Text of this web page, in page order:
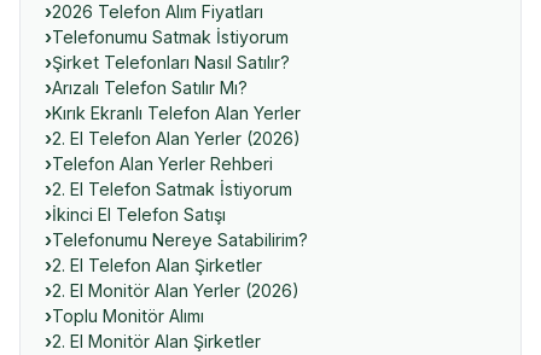
2026 Telefon Alım Fiyatları
Telefonumu Satmak İstiyorum
Şirket Telefonları Nasıl Satılır?
Arızalı Telefon Satılır Mı?
Kırık Ekranlı Telefon Alan Yerler
2. El Telefon Alan Yerler (2026)
Telefon Alan Yerler Rehberi
2. El Telefon Satmak İstiyorum
İkinci El Telefon Satışı
Telefonumu Nereye Satabilirim?
2. El Telefon Alan Şirketler
2. El Monitör Alan Yerler (2026)
Toplu Monitör Alımı
2. El Monitör Alan Şirketler